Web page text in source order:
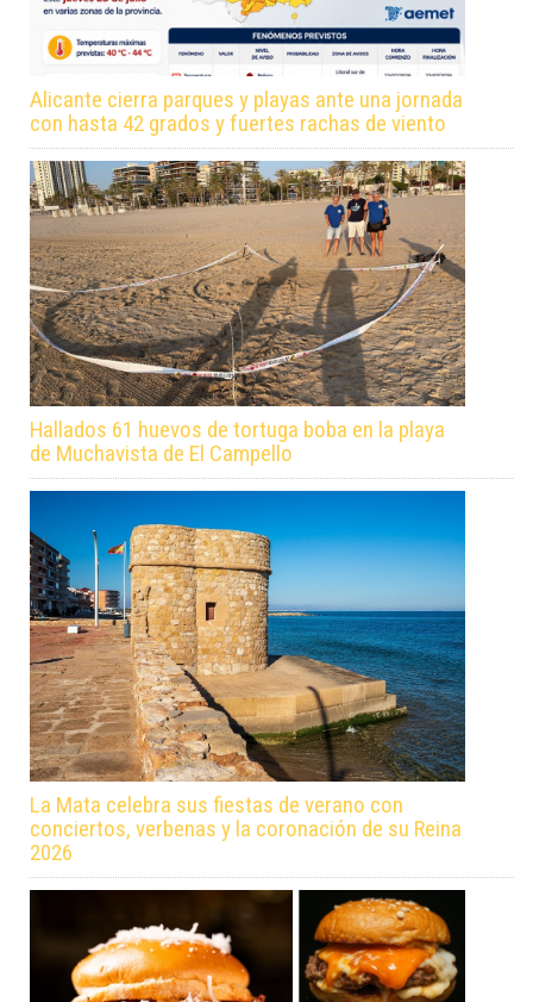
Alicante cierra parques y playas ante una jornada
con hasta 42 grados y fuertes rachas de viento
Hallados 61 huevos de tortuga boba en la playa
de Muchavista de El Campello
La Mata celebra sus fiestas de verano con
conciertos, verbenas y la coronación de su Reina
2026